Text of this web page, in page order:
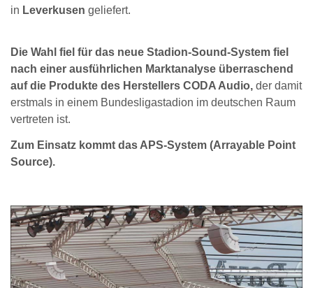
in Leverkusen geliefert.
Die Wahl fiel für das neue Stadion-Sound-System fiel
nach einer ausführlichen Marktanalyse überraschend
auf die Produkte des Herstellers CODA Audio, der damit
erstmals in einem Bundesligastadion im deutschen Raum
vertreten ist.
Zum Einsatz kommt das APS-System (Arrayable Point
Source).